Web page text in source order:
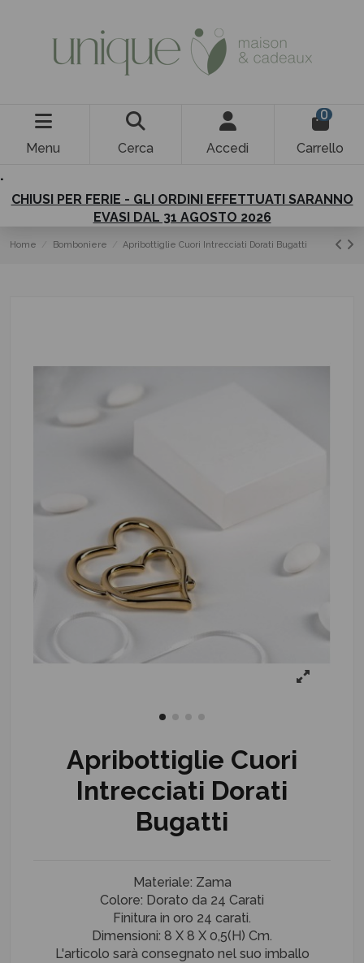
Menu Cerca Accedi
0
Carrello
.
CHIUSI PER FERIE - GLI ORDINI EFFETTUATI SARANNO
EVASI DAL 31 AGOSTO 2026
Home Bomboniere Apribottiglie Cuori Intrecciati Dorati Bugatti
Apribottiglie Cuori
Intrecciati Dorati
Bugatti
Materiale: Zama
Colore: Dorato da 24 Carati
Finitura in oro 24 carati.
Dimensioni: 8 X 8 X 0,5(H) Cm.
L'articolo sarà consegnato nel suo imballo